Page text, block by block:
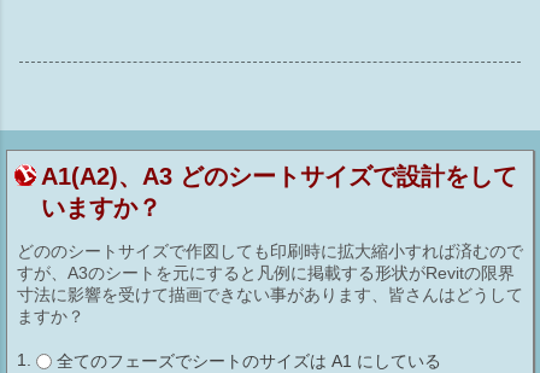
A1(A2)、A3 どのシートサイズで設計をして
いますか？
どののシートサイズで作図しても印刷時に拡大縮小すれば済むので
すが、A3のシートを元にすると凡例に掲載する形状がRevitの限界
寸法に影響を受けて描画できない事があります、皆さんはどうして
ますか？
全てのフェーズでシートのサイズは A1 にしている